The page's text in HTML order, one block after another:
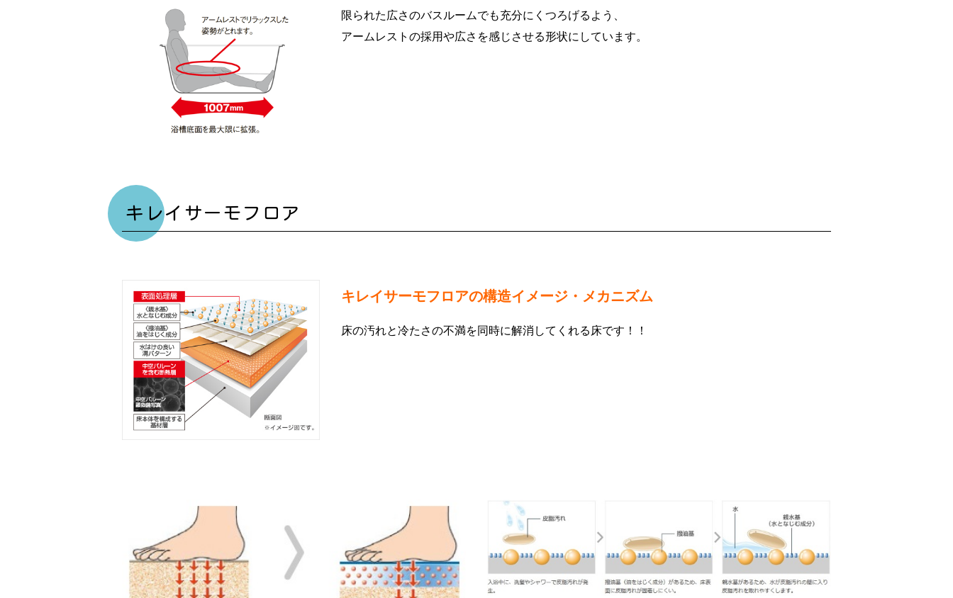
限られた広さのバスルームでも充分にくつろげるよう、
アームレストの採用や広さを感じさせる形状にしています。
キレイサーモフロア
キレイサーモフロアの構造イメージ・メカニズム
床の汚れと冷たさの不満を同時に解消してくれる床です！！